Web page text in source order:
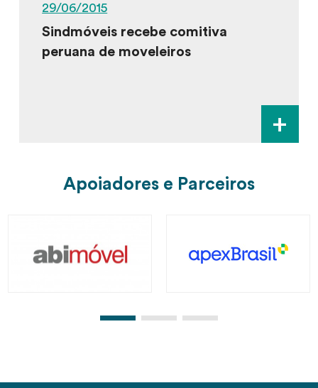
29/06/2015
Sindmóveis recebe comitiva
peruana de moveleiros
+
Apoiadores e Parceiros